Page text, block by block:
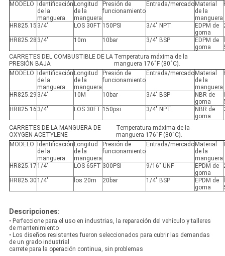
MODELO
Identificación
de la
manguera.
Longitud
de la
manguera
Presión de
funcionamiento
Entrada/mercado Material
de la
manguera
HR825.15 3/4" LOS 30FT 150PSI 3/4" NPT
EDPM de
goma
HR825.28 3/4" 10m 10bar 3/4" BSP
EDPM de
goma
CARRETES DEL COMBUSTIBLE DE LA
PRESIÓN BAJA
Temperatura máxima de la
manguera 176˚F (80˚C).
MODELO
Identificación
de la
manguera.
Longitud
de la
manguera
Presión de
funcionamiento
Entrada/mercado Material
de la
manguera
HR825.29 3/4" 10M 10bar 3/4" BSP
NBR de
goma
HR825.16 3/4" LOS 30FT 150psi 3/4" NPT
NBR de
goma
CARRETES DE LA MANGUERA DE
OXYGEN-ACETYLENE
Temperatura máxima de la
manguera 176˚F (80˚C).
MODELO
Identificación
de la
manguera.
Longitud
de la
manguera
Presión de
funcionamiento
Entrada/mercado Material
de la
manguera
HR825.17 1/4" LOS 65FT 300PSI 9/16" UNF
EPDM de
goma
HR825.30 1/4" los 20m 20bar 1/4" BSP
EPDM de
goma
Descripciones:
• Perfeccione para el uso en industrias, la reparación del vehículo y talleres
de mantenimiento
• Los diseños resistentes fueron seleccionados para cubrir las demandas
de un grado industrial
carrete para la operación continua, sin problemas